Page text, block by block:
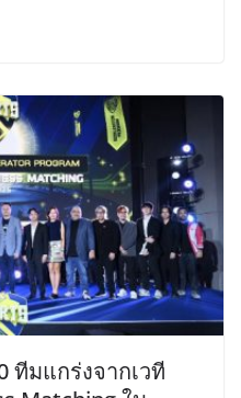
ทีมแกร่งจากเวที